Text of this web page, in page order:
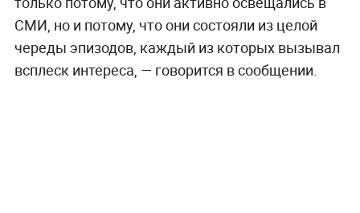
СМИ, но и потому, что они состояли из целой
череды эпизодов, каждый из которых вызывал
всплеск интереса, — говорится в сообщении.